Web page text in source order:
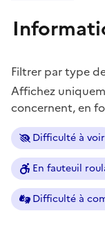
Filtrer par type
Affichez
concernent, en
Difficulté à voir
En fauteuil
Difficulté à